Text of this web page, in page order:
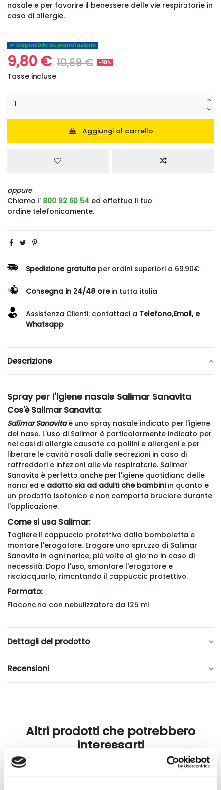
nasale e per favorire il benessere delle vie respiratorie in
caso di allergie.
Disponibile su prenotazione
9,80 € 10,89 € -10%
Tasse incluse
Aggiungi al carrello
oppure
Chiama l' 800 92 60 54 ed effettua il tuo
ordine telefonicamente.
Spedizione gratuita per ordini superiori a 69,90€
Consegna in 24/48 orein tutta italia
Assistenza Clienti: contattaci a Telefono,Email, e
Whatsapp
Descrizione
Spray per l'igiene nasale Salimar Sanavita
Cos'è Salimar Sanavita:
Salimar Sanavitaè uno spray nasale indicato per l'igiene
del naso. L'uso di Salimar è particolarmente indicato per
nei casi di allergie causate da pollini e allergeni e per
liberare le cavità nasali dalle secrezioni in caso di
raffreddori e infezioni alle vie respiratorie. Salimar
Sanavita è perfetto anche per l'igiene quotidiana delle
narici ed è adatto sia ad adulti che bambiniin quanto è
un prodotto isotonico e non comporta bruciore durante
l'applicazione.
Come si usa Salimar:
Togliere il cappuccio protettivo dalla bomboletta e
montare l'erogatore. Erogare uno spruzzo di Salimar
Sanavita in ogni narice, più volte al giorno in caso di
necessità. Dopo l'uso, smontare l'erogatore e
risciacquarlo, rimontando il cappuccio protettivo.
Formato:
Flaconcino con nebulizzatore da 125 ml
Dettagli del prodotto
Recensioni
Altri prodotti che potrebbero
interessarti
-42%